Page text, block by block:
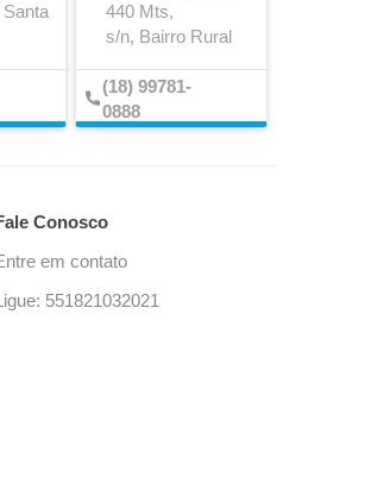
440 Mts,
s/n, Bairro Rural
(18) 99781-
0888
Conosco
em contato
551821032021